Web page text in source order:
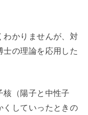
かりませんが、対
の理論を応用した
（陽子と中性子
くしていったときの